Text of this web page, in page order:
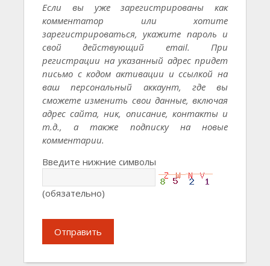
Если вы уже зарегистрированы как
комментатор или хотите
зарегистрироваться, укажите пароль и
свой действующий email. При
регистрации на указанный адрес придет
письмо с кодом активации и ссылкой на
ваш персональный аккаунт, где вы
сможете изменить свои данные, включая
адрес сайта, ник, описание, контакты и
т.д., а также подписку на новые
комментарии.
Введите нижние символы
(обязательно)
Отправить